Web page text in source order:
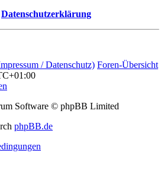
Datenschutzerklärung
/ Datenschutz) Foren-Übersicht
Software © phpBB Limited
phpBB.de